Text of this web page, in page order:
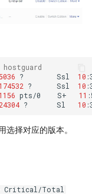
downtime upgrade
Geo-targeting
solution
environment
registry 认证
平扩展 hpa
? Ssl 10
? Ssl 10
pts/0 S+ 11
24304 ? Sl 10
选择对应的版本。
Critical/Total